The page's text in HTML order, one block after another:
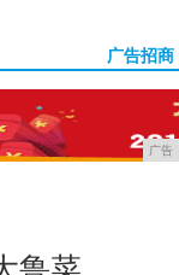
广告招商
广告